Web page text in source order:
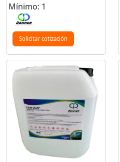
Mínimo: 1
Solicitar cotización